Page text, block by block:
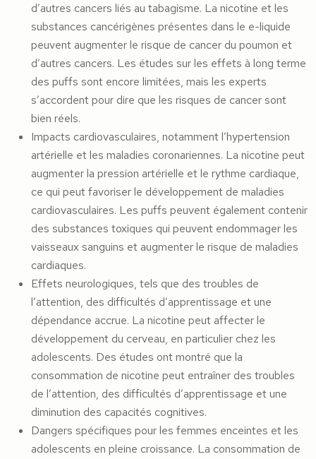
d’autres cancers liés au tabagisme. La nicotine et les
substances cancérigènes présentes dans le e-liquide
peuvent augmenter le risque de cancer du poumon et
d’autres cancers. Les études sur les effets à long terme
des puffs sont encore limitées, mais les experts
s’accordent pour dire que les risques de cancer sont
bien réels.
Impacts cardiovasculaires, notamment l’hypertension
artérielle et les maladies coronariennes. La nicotine peut
augmenter la pression artérielle et le rythme cardiaque,
ce qui peut favoriser le développement de maladies
cardiovasculaires. Les puffs peuvent également contenir
des substances toxiques qui peuvent endommager les
vaisseaux sanguins et augmenter le risque de maladies
cardiaques.
Effets neurologiques, tels que des troubles de
l’attention, des difficultés d’apprentissage et une
dépendance accrue. La nicotine peut affecter le
développement du cerveau, en particulier chez les
adolescents. Des études ont montré que la
consommation de nicotine peut entraîner des troubles
de l’attention, des difficultés d’apprentissage et une
diminution des capacités cognitives.
Dangers spécifiques pour les femmes enceintes et les
adolescents en pleine croissance. La consommation de